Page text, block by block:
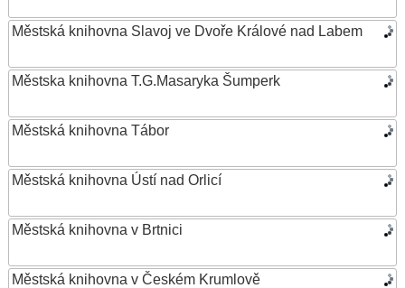
Městská knihovna Slavoj ve Dvoře Králové nad Labem
Městska knihovna T.G.Masaryka Šumperk
Městská knihovna Tábor
Městská knihovna Ústí nad Orlicí
Městská knihovna v Brtnici
Městská knihovna v Českém Krumlově